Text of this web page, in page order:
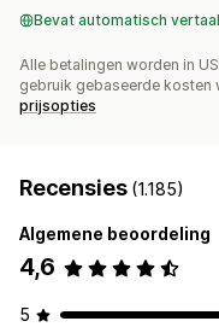
Bevat automatisch
Alle betalingen worden in
gebruik gebaseerde kosten
prijsopties
Recensies (1.185)
Algemene beoordeling
4,6
5